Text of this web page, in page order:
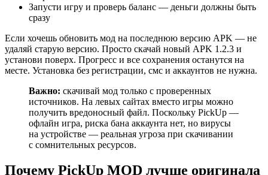
Запусти игру и проверь баланс — деньги должны быть
сразу
Если хочешь обновить мод на последнюю версию APK — не
удаляй старую версию. Просто скачай новый APK 1.2.3 и
установи поверх. Прогресс и все сохранения останутся на
месте. Установка без регистрации, смс и аккаунтов не нужна.
Важно: скачивай мод только с проверенных
источников. На левых сайтах вместо игры можно
получить вредоносный файл. Поскольку PickUp —
офлайн игра, риска бана аккаунта нет, но вирусы
на устройстве — реальная угроза при скачивании
с сомнительных ресурсов.
Почему PickUp MOD лучше оригинала